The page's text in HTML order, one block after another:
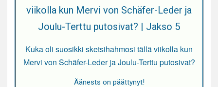
viikolla kun Mervi von Schäfer-Leder ja
Joulu-Terttu putosivat? | Jakso 5
Kuka oli suosikki sketsihahmosi tällä viikolla kun
Mervi von Schäfer-Leder ja Joulu-Terttu putosivat?
Äänests on päättynyt!